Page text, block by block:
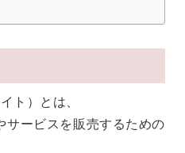
ト）とは、
サービスを販売するための